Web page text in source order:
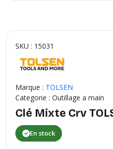
SKU : 15031
Marque : TOLSEN
Categorie : Outillage a main
Clé Mixte Crv
En stock